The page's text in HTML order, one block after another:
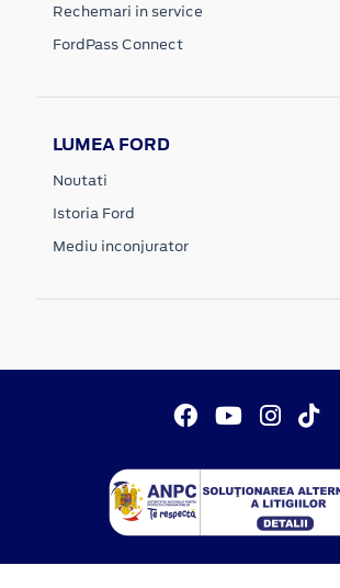
Rechemari in service
FordPass Connect
LUMEA FORD
Noutati
Istoria Ford
Mediu inconjurator